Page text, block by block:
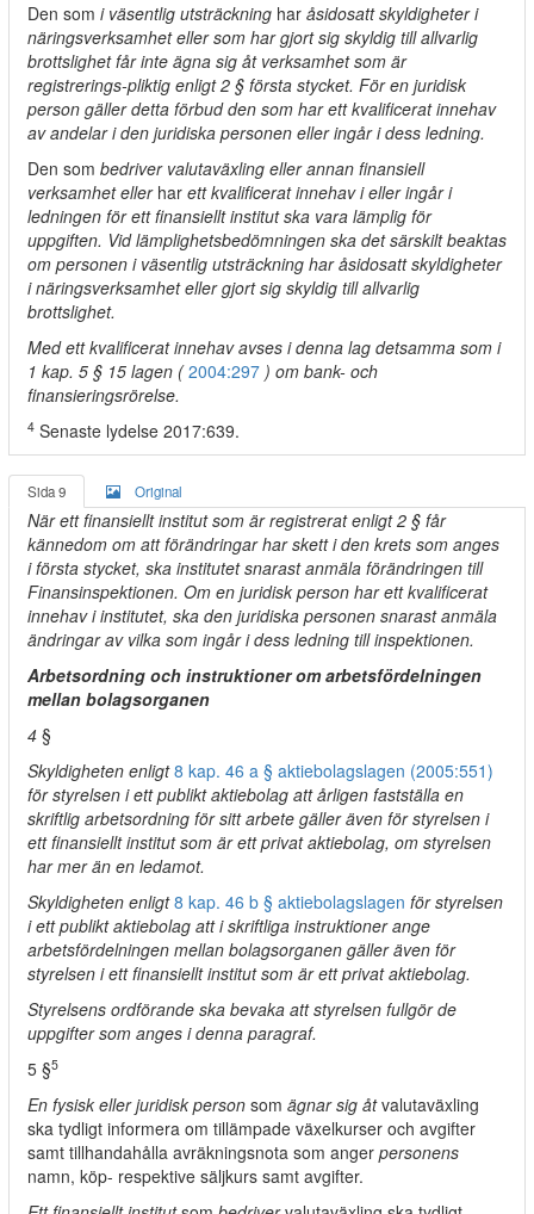
Den som i väsentlig utsträckning har åsidosatt skyldigheter i
näringsverksamhet eller som har gjort sig skyldig till allvarlig
brottslighet får inte ägna sig åt verksamhet som är
registrerings-pliktig enligt 2 § första stycket. För en juridisk
person gäller detta förbud den som har ett kvalificerat innehav
av andelar i den juridiska personen eller ingår i dess ledning.
Den som bedriver valutaväxling eller annan finansiell
verksamhet eller har ett kvalificerat innehav i eller ingår i
ledningen för ett finansiellt institut ska vara lämplig för
uppgiften. Vid lämplighetsbedömningen ska det särskilt beaktas
om personen i väsentlig utsträckning har åsidosatt skyldigheter
i näringsverksamhet eller gjort sig skyldig till allvarlig
brottslighet.
Med ett kvalificerat innehav avses i denna lag detsamma som i
1 kap. 5 § 15 lagen ( 2004:297 ) om bank- och
finansieringsrörelse.
4 Senaste lydelse 2017:639.
Sida 9 Original
När ett finansiellt institut som är registrerat enligt 2 § får
kännedom om att förändringar har skett i den krets som anges
i första stycket, ska institutet snarast anmäla förändringen till
Finansinspektionen. Om en juridisk person har ett kvalificerat
innehav i institutet, ska den juridiska personen snarast anmäla
ändringar av vilka som ingår i dess ledning till inspektionen.
Arbetsordning och instruktioner om arbetsfördelningen
mellan bolagsorganen
4 §
Skyldigheten enligt8 kap. 46 a § aktiebolagslagen (2005:551)
för styrelsen i ett publikt aktiebolag att årligen fastställa en
skriftlig arbetsordning för sitt arbete gäller även för styrelsen i
ett finansiellt institut som är ett privat aktiebolag, om styrelsen
har mer än en ledamot.
Skyldigheten enligt8 kap. 46 b § aktiebolagslagen för styrelsen
i ett publikt aktiebolag att i skriftliga instruktioner ange
arbetsfördelningen mellan bolagsorganen gäller även för
styrelsen i ett finansiellt institut som är ett privat aktiebolag.
Styrelsens ordförande ska bevaka att styrelsen fullgör de
uppgifter som anges i denna paragraf.
5 §5
En fysisk eller juridisk person som ägnar sig åtvalutaväxling
ska tydligt informera om tillämpade växelkurser och avgifter
samt tillhandahålla avräkningsnota som anger personens
namn, köp- respektive säljkurs samt avgifter.